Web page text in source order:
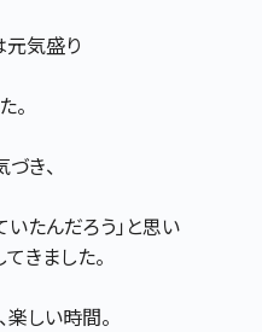
気盛り
。
き、
いたんだろう」と思い
きました。
しい時間。